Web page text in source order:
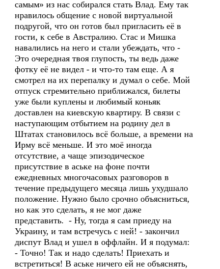
самым» из нас собирался стать Влад. Ему так
нравилось общение с новой виртуальной
подругой, что он готов был пригласить её в
гости, к себе в Австралию. Стас и Мишка
навалились на него и стали убеждать, что -
Это очередная твоя глупость, ты ведь даже
фотку её не видел - и что-то там еще. А я
смотрел на их перепалку и думал о себе. Мой
отпуск стремительно приближался, билеты
уже были куплены и любимый коньяк
доставлен на киевскую квартиру. В связи с
наступающим отбытием на родину дел в
Штатах становилось всё больше, а времени на
Ирму всё меньше. И это моё иногда
отсутствие, а чаще эпизодическое
присутствие в аське на фоне почти
ежедневных многочасовых разговоров в
течение предыдущего месяца лишь ухудшало
положение. Нужно было срочно объясниться,
но как это сделать, я не мог даже
представить. - Ну, тогда я сам приеду на
Украину, и там встречусь с ней! - закончил
диспут Влад и ушел в оффлайн. И я подумал:
- Точно! Так и надо сделать! Приехать и
встретиться! В аське ничего ей не объяснять,